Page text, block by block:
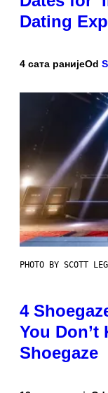
Dating
4 сата ранијеOd
PHOTO BY SCOTT
4
You
Shoegaze